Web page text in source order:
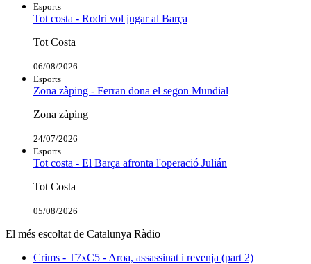
Esports
Tot costa - Rodri vol jugar al Barça
Tot Costa
06/08/2026
Esports
Zona zàping - Ferran dona el segon Mundial
Zona zàping
24/07/2026
Esports
Tot costa - El Barça afronta l'operació Julián
Tot Costa
05/08/2026
El més escoltat de Catalunya Ràdio
Crims - T7xC5 - Aroa, assassinat i revenja (part 2)